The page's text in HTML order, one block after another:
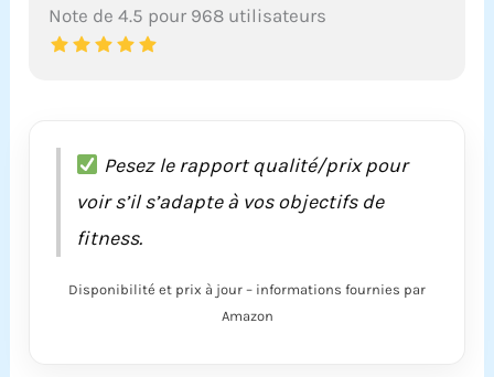
Note de 4.5 pour 968 utilisateurs
Pesez le rapport qualité/prix pour
voir s’il s’adapte à vos objectifs de
fitness.
Disponibilité et prix à jour – informations fournies par
Amazon